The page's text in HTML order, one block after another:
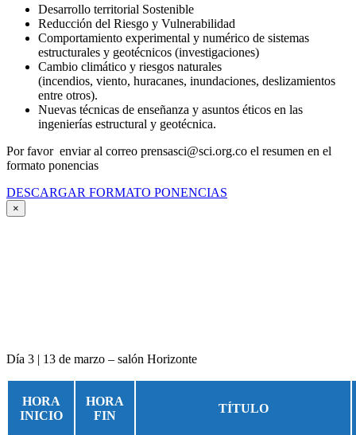
Desarrollo territorial Sostenible
Reducción del Riesgo y Vulnerabilidad
Comportamiento experimental y numérico de sistemas
estructurales y geotécnicos (investigaciones)
Cambio climático y riesgos naturales
(incendios, viento, huracanes, inundaciones, deslizamientos
entre otros).
Nuevas técnicas de enseñanza y asuntos éticos en las
ingenierías estructural y geotécnica.
Por favor enviar al correo prensasci@sci.org.co el resumen en el
formato ponencias
DESCARGAR FORMATO PONENCIAS
×
Día 3 | 13 de marzo – salón Horizonte
HORA
INICIO
HORA
FIN
TÍTULO